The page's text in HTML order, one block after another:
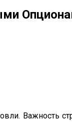
Важность